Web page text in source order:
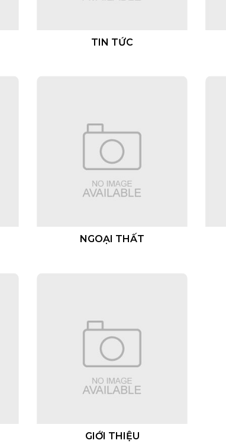
TIN TỨC
NGOẠI THẤT
GIỚI THIỆU